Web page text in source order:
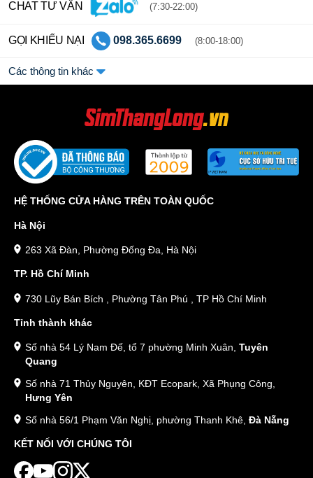
CHAT TƯ VẤN (7:30-22:00)
GỌI KHIẾU NẠI 098.365.6699 (8:00-18:00)
Các thông tin khác
HỆ THỐNG CỬA HÀNG TRÊN TOÀN QUỐC
Hà Nội
263 Xã Đàn, Phường Đống Đa, Hà Nội
TP. Hồ Chí Minh
730 Lũy Bán Bích , Phường Tân Phú , TP Hồ Chí Minh
Tỉnh thành khác
Số nhà 54 Lý Nam Đế, tổ 7 phường Minh Xuân, Tuyên
Quang
Số nhà 71 Thủy Nguyên, KĐT Ecopark, Xã Phụng Công,
Hưng Yên
Số nhà 56/1 Phạm Văn Nghị, phường Thanh Khê, Đà Nẵng
KẾT NỐI VỚI CHÚNG TÔI